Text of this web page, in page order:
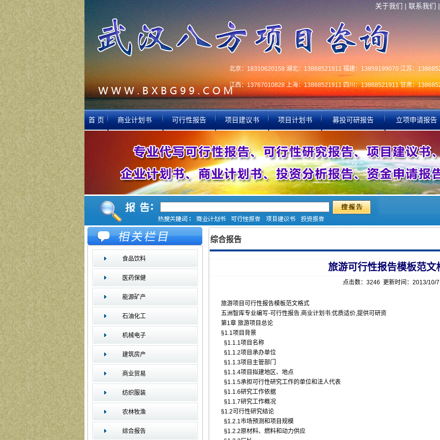
关于我们 | 联系我们
北京：18310620158 湖北：13868521911 福建：13859199070 江苏：
江西：13767010828 上海：13868521911 四川：13868521911 甘肃：
首 页 商业计划书 可行性报告 项目建议书 项目计划书 募投可研报告 立项申请报告
食品饮料
医药保健
能源矿产
石油化工
机械电子
建筑房产
商业贸易
纺织服装
农林牧渔
综合报告
综合报告
旅游可行性报告模板范文
点击数：3246 更新时间：2013/10/
旅游项目可行性报告模板范文格式
五洲智库专业编写-可行性报告.商业计划书:优质适价,提供可研资
第1章 旅游项目总论
§1.1项目背景
§1.1.1项目名称
§1.1.2项目承办单位
§1.1.3项目主管部门
§1.1.4项目拟建地区、地点
§1.1.5承担可行性研究工作的单位和法人代表
§1.1.6研究工作依据
§1.1.7研究工作概况
§1.2可行性研究结论
§1.2.1市场预测和项目规模
§1.2.2原材料、燃料和动力供应